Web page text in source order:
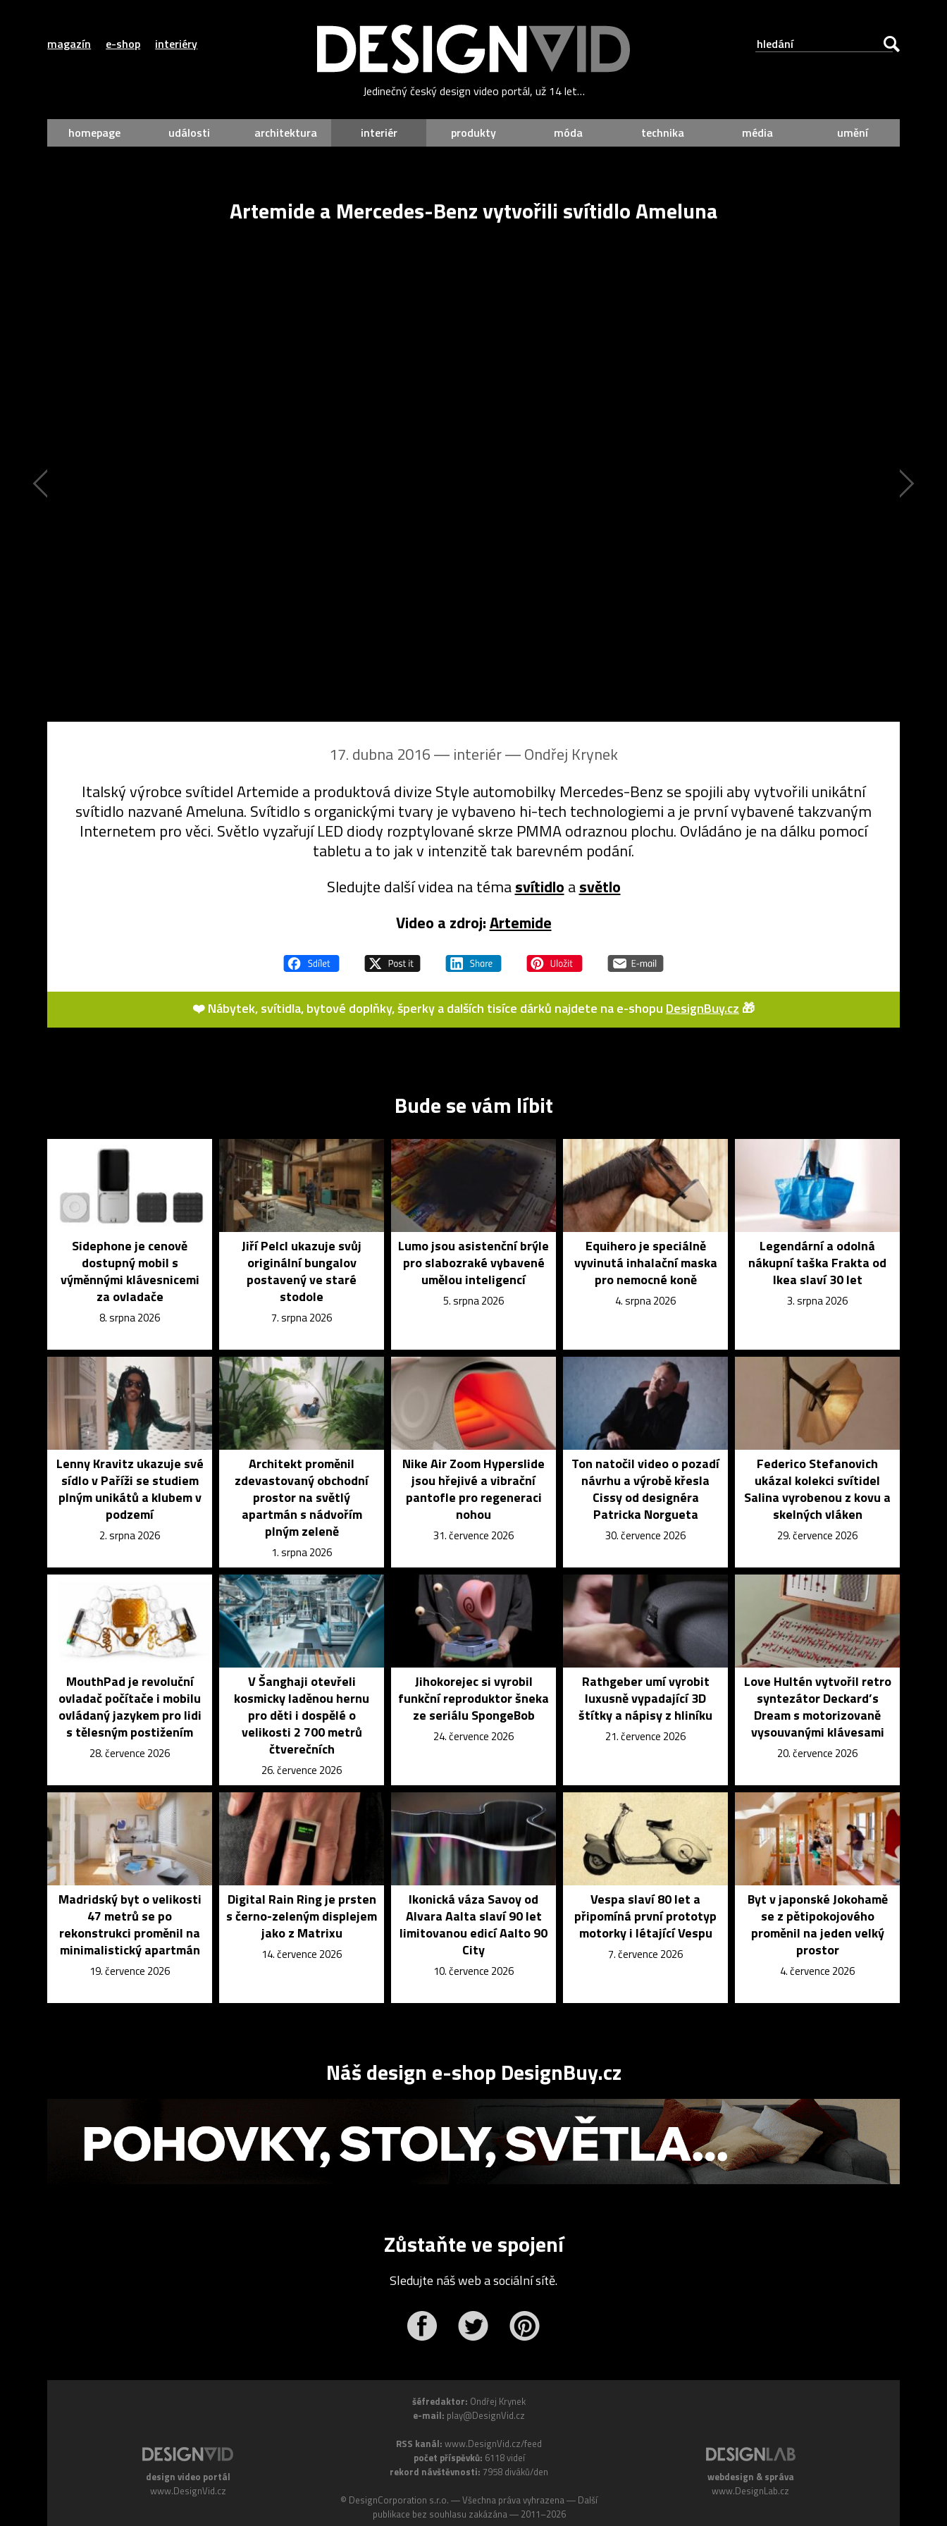
magazín e-shop interiéry
Jedinečný český design video portál, už 14 let…
homepage události architektura interiér produkty móda technika média umění
Artemide a Mercedes-Benz vytvořili svítidlo Ameluna
17. dubna 2016 ― interiér ―Ondřej Krynek
Italský výrobce svítidel Artemide a produktová divize Style automobilky Mercedes-Benz se spojili aby vytvořili unikátní
svítidlo nazvané Ameluna. Svítidlo s organickými tvary je vybaveno hi-tech technologiemi a je první vybavené takzvaným
Internetem pro věci. Světlo vyzařují LED diody rozptylované skrze PMMA odraznou plochu. Ovládáno je na dálku pomocí
tabletu a to jak v intenzitě tak barevném podání.
Sledujte další videa na témasvítidlo asvětlo
Video a zdroj:Artemide
❤️ Nábytek, svítidla, bytové doplňky, šperky a dalších tisíce dárků najdete na e-shopu DesignBuy.cz 🎁
Bude se vám líbit
Sidephone je cenově
dostupný mobil s
výměnnými klávesnicemi
za ovladače
8. srpna 2026
Jiří Pelcl ukazuje svůj
originální bungalov
postavený ve staré
stodole
7. srpna 2026
Lumo jsou asistenční brýle
pro slabozraké vybavené
umělou inteligencí
5. srpna 2026
Equihero je speciálně
vyvinutá inhalační maska
pro nemocné koně
4. srpna 2026
Legendární a odolná
nákupní taška Frakta od
Ikea slaví 30 let
3. srpna 2026
Lenny Kravitz ukazuje své
sídlo v Paříži se studiem
plným unikátů a klubem v
podzemí
2. srpna 2026
Architekt proměnil
zdevastovaný obchodní
prostor na světlý
apartmán s nádvořím
plným zeleně
1. srpna 2026
Nike Air Zoom Hyperslide
jsou hřejivé a vibrační
pantofle pro regeneraci
nohou
31. července 2026
Ton natočil video o pozadí
návrhu a výrobě křesla
Cissy od designéra
Patricka Norgueta
30. července 2026
Federico Stefanovich
ukázal kolekci svítidel
Salina vyrobenou z kovu a
skelných vláken
29. července 2026
MouthPad je revoluční
ovladač počítače i mobilu
ovládaný jazykem pro lidi
s tělesným postižením
28. července 2026
V Šanghaji otevřeli
kosmicky laděnou hernu
pro děti i dospělé o
velikosti 2 700 metrů
čtverečních
26. července 2026
Jihokorejec si vyrobil
funkční reproduktor šneka
ze seriálu SpongeBob
24. července 2026
Rathgeber umí vyrobit
luxusně vypadající 3D
štítky a nápisy z hliníku
21. července 2026
Love Hultén vytvořil retro
syntezátor Deckard’s
Dream s motorizovaně
vysouvanými klávesami
20. července 2026
Madridský byt o velikosti
47 metrů se po
rekonstrukci proměnil na
minimalistický apartmán
19. července 2026
Digital Rain Ring je prsten
s černo-zeleným displejem
jako z Matrixu
14. července 2026
Ikonická váza Savoy od
Alvara Aalta slaví 90 let
limitovanou edicí Aalto 90
City
10. července 2026
Vespa slaví 80 let a
připomíná první prototyp
motorky i létající Vespu
7. července 2026
Byt v japonské Jokohamě
se z pětipokojového
proměnil na jeden velký
prostor
4. července 2026
Náš design e-shop DesignBuy.cz
Zůstaňte ve spojení
Sledujte náš web a sociální sítě.
design video portál
www.DesignVid.cz
šéfredaktor: Ondřej Krynek
e-mail: play@DesignVid.cz
RSS kanál: www.DesignVid.cz/feed
počet příspěvků: 6118 videí
rekord návštěvnosti: 7958 diváků/den
© DesignCorporation s.r.o. ― Všechna práva vyhrazena ― Další
publikace bez souhlasu zakázána ― 2011–2026
webdesign & správa
www.DesignLab.cz